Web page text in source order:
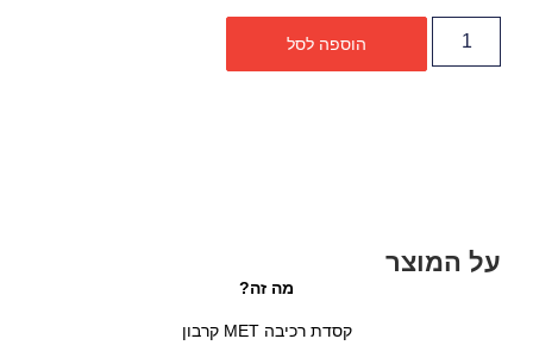
הוספה לסל
על המוצר
מה זה?
קסדת רכיבה MET קרבון